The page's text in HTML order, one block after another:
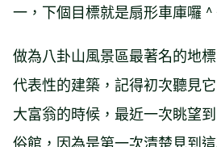
一，下個目標就是扇形車庫囉 ^
做為八卦山風景區最著名的地
代表性的建築，記得初次聽見
大富翁的時候，最近一次眺望
俗館，因為是第一次清楚見到